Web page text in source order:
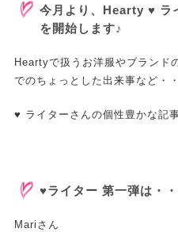
今月より、Hearty ♥ ラ
を開始します♪
Heartyで扱うお洋服やブランド
でのちょっとした出来事など・・
♥ ライターさんの個性豊かな記
♥ライター 第一弾は・・
Mariさん